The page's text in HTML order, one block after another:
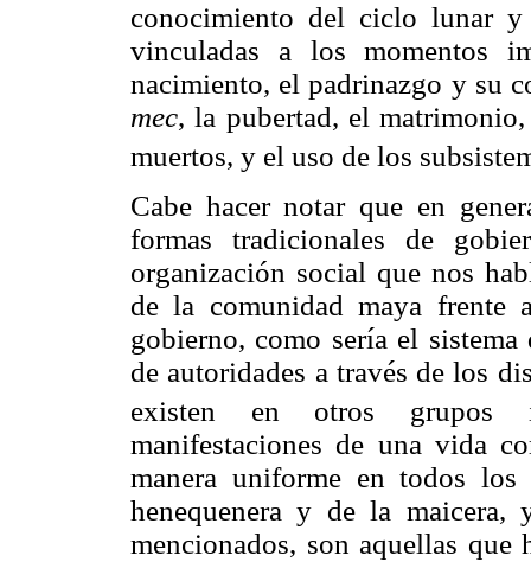
conocimiento del ciclo lunar
vinculadas a los momentos
nacimiento, el padrinazgo y su
mec, la pubertad, el
muertos, y el uso de los
Cabe hacer notar que en
formas tradicionales de
organización social que nos
de la comunidad maya frente
gobierno, como sería el
de autoridades a través de los
existen en otros grupos
manifestaciones de una vida
manera uniforme en todos
henequenera y de la maicera,
mencionados, son aquellas